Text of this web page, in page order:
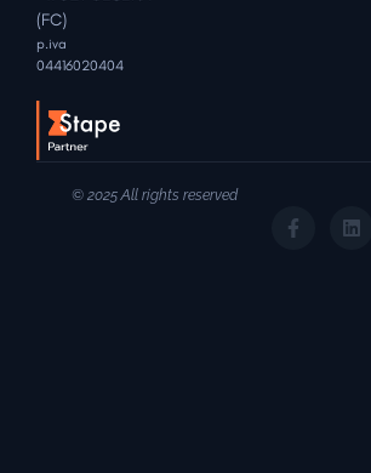
(FC)
p.iva
04416020404
© 2025 All rights reserved